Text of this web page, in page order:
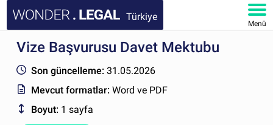
Türkiye
Menü
ANA SAYFA
BELGELER
SSS
Vize Başvurusu Davet Mektubu
Son güncelleme: 31.05.2026
Mevcut formatlar:Word ve PDF
Boyut: 1 sayfa